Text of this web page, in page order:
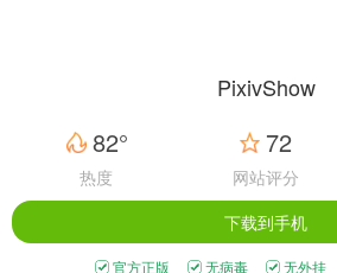
PixivShow
82°
热度
72
网站评分
下载到手机
官方正版 无病毒 无外挂